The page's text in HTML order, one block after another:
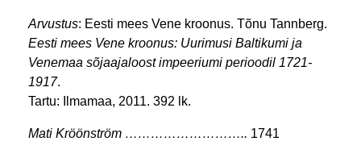
Arvustus: Eesti mees Vene kroonus. Tõnu Tannberg.
Eesti mees Vene kroonus: Uurimusi Baltikumi ja
Venemaa sõjaajaloost impeeriumi perioodil 1721-
1917.
Tartu: Ilmamaa, 2011. 392 lk.
Mati Kröönström ……………………….. 1741